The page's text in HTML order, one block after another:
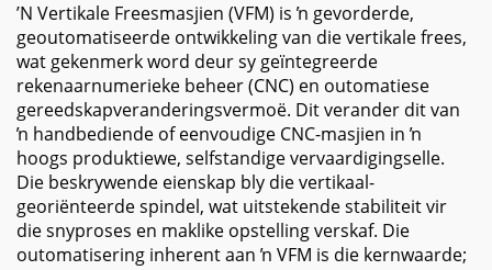
ʼN Vertikale Freesmasjien (VFM) is ŉ gevorderde,
geoutomatiseerde ontwikkeling van die vertikale frees,
wat gekenmerk word deur sy geïntegreerde
rekenaarnumerieke beheer (CNC) en outomatiese
gereedskapveranderingsvermoë. Dit verander dit van
ŉ handbediende of eenvoudige CNC-masjien in ŉ
hoogs produktiewe, selfstandige vervaardigingselle.
Die beskrywende eienskap bly die vertikaal-
georiënteerde spindel, wat uitstekende stabiliteit vir
die snyproses en maklike opstelling verskaf. Die
outomatisering inherent aan ŉ VFM is die kernwaarde;